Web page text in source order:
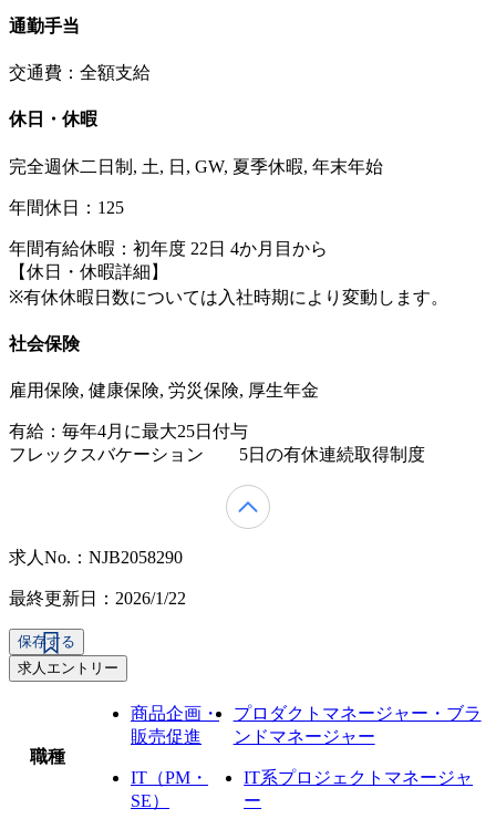
通勤手当
交通費：全額支給
休日・休暇
完全週休二日制, 土, 日, GW, 夏季休暇, 年末年始
年間休日：125
年間有給休暇：初年度 22日 4か月目から
【休日・休暇詳細】
※有休休暇日数については入社時期により変動します。
社会保険
雇用保険, 健康保険, 労災保険, 厚生年金
有給：毎年4月に最大25日付与
フレックスバケーション 5日の有休連続取得制度
求人No.：NJB2058290
最終更新日：2026/1/22
保存する
求人エントリー
職種
商品企画・
販売促進
プロダクトマネージャー・ブラ
ンドマネージャー
IT（PM・
SE）
IT系プロジェクトマネージャ
ー